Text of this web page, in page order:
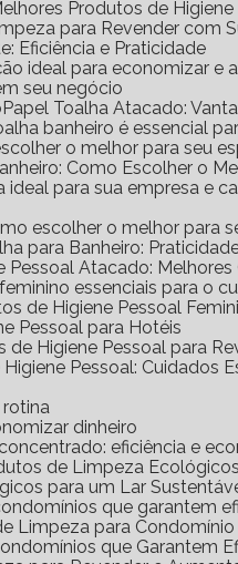
Produtos de
para Revender com
Eficiência e Praticidade
ideal para economizar
seu negócio
Papel Toalha Atacado:
banheiro é essencial
o melhor para seu
Como Escolher o
ideal para sua empresa e
escolher o melhor para
para Banheiro:
Pessoal Atacado:
essenciais para o
de Higiene Pessoal
Pessoal para Hotéis
de Higiene Pessoal para
Higiene Pessoal: Cuidados
rotina
dinheiro
eficiência e
de Limpeza
para um Lar
que garantem
Limpeza para
que Garantem